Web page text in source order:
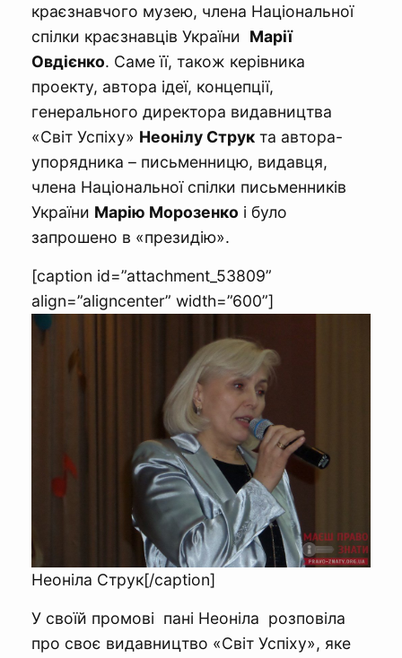
краєзнавчого музею, члена Національної
спілки краєзнавців України Марії
Овдієнко. Саме її, також керівника
проекту, автора ідеї, концепції,
генерального директора видавництва
«Світ Успіху» Неонілу Струк та автора-
упорядника – письменницю, видавця,
члена Національної спілки письменників
України Марію Морозенко і було
запрошено в «президію».
[caption id=”attachment_53809”
align=”aligncenter” width=”600”]
Неоніла Струк[/caption]
У своїй промові пані Неоніла розповіла
про своє видавництво «Світ Успіху», яке